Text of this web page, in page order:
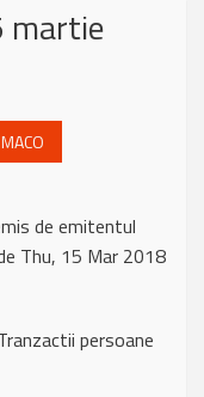
martie
MACO
de emitentul
Thu, 15 Mar 2018
persoane